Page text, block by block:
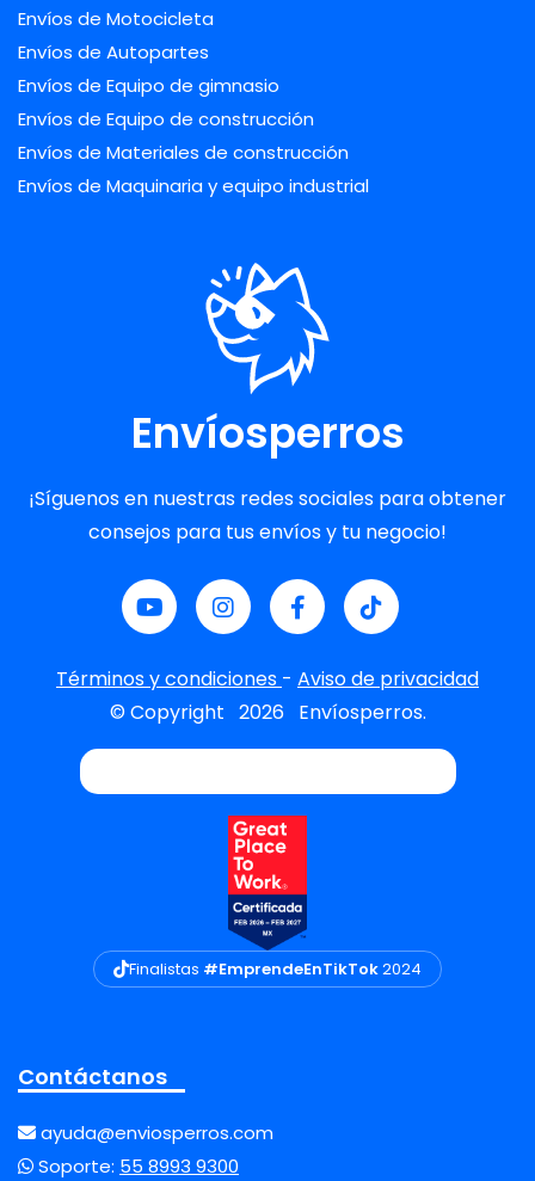
Envíos de Motocicleta
Envíos de Autopartes
Envíos de Equipo de gimnasio
Envíos de Equipo de construcción
Envíos de Materiales de construcción
Envíos de Maquinaria y equipo industrial
Envíosperros
¡Síguenos en nuestras redes sociales para obtener
consejos para tus envíos y tu negocio!
Términos y condiciones - Aviso de privacidad
© Copyright 2026 Envíosperros.
Finalistas #EmprendeEnTikTok2024
Contáctanos
ayuda@enviosperros.com
Soporte: 55 8993 9300